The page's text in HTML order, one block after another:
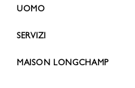
UOMO
SERVIZI
MAISON LONGCHAMP